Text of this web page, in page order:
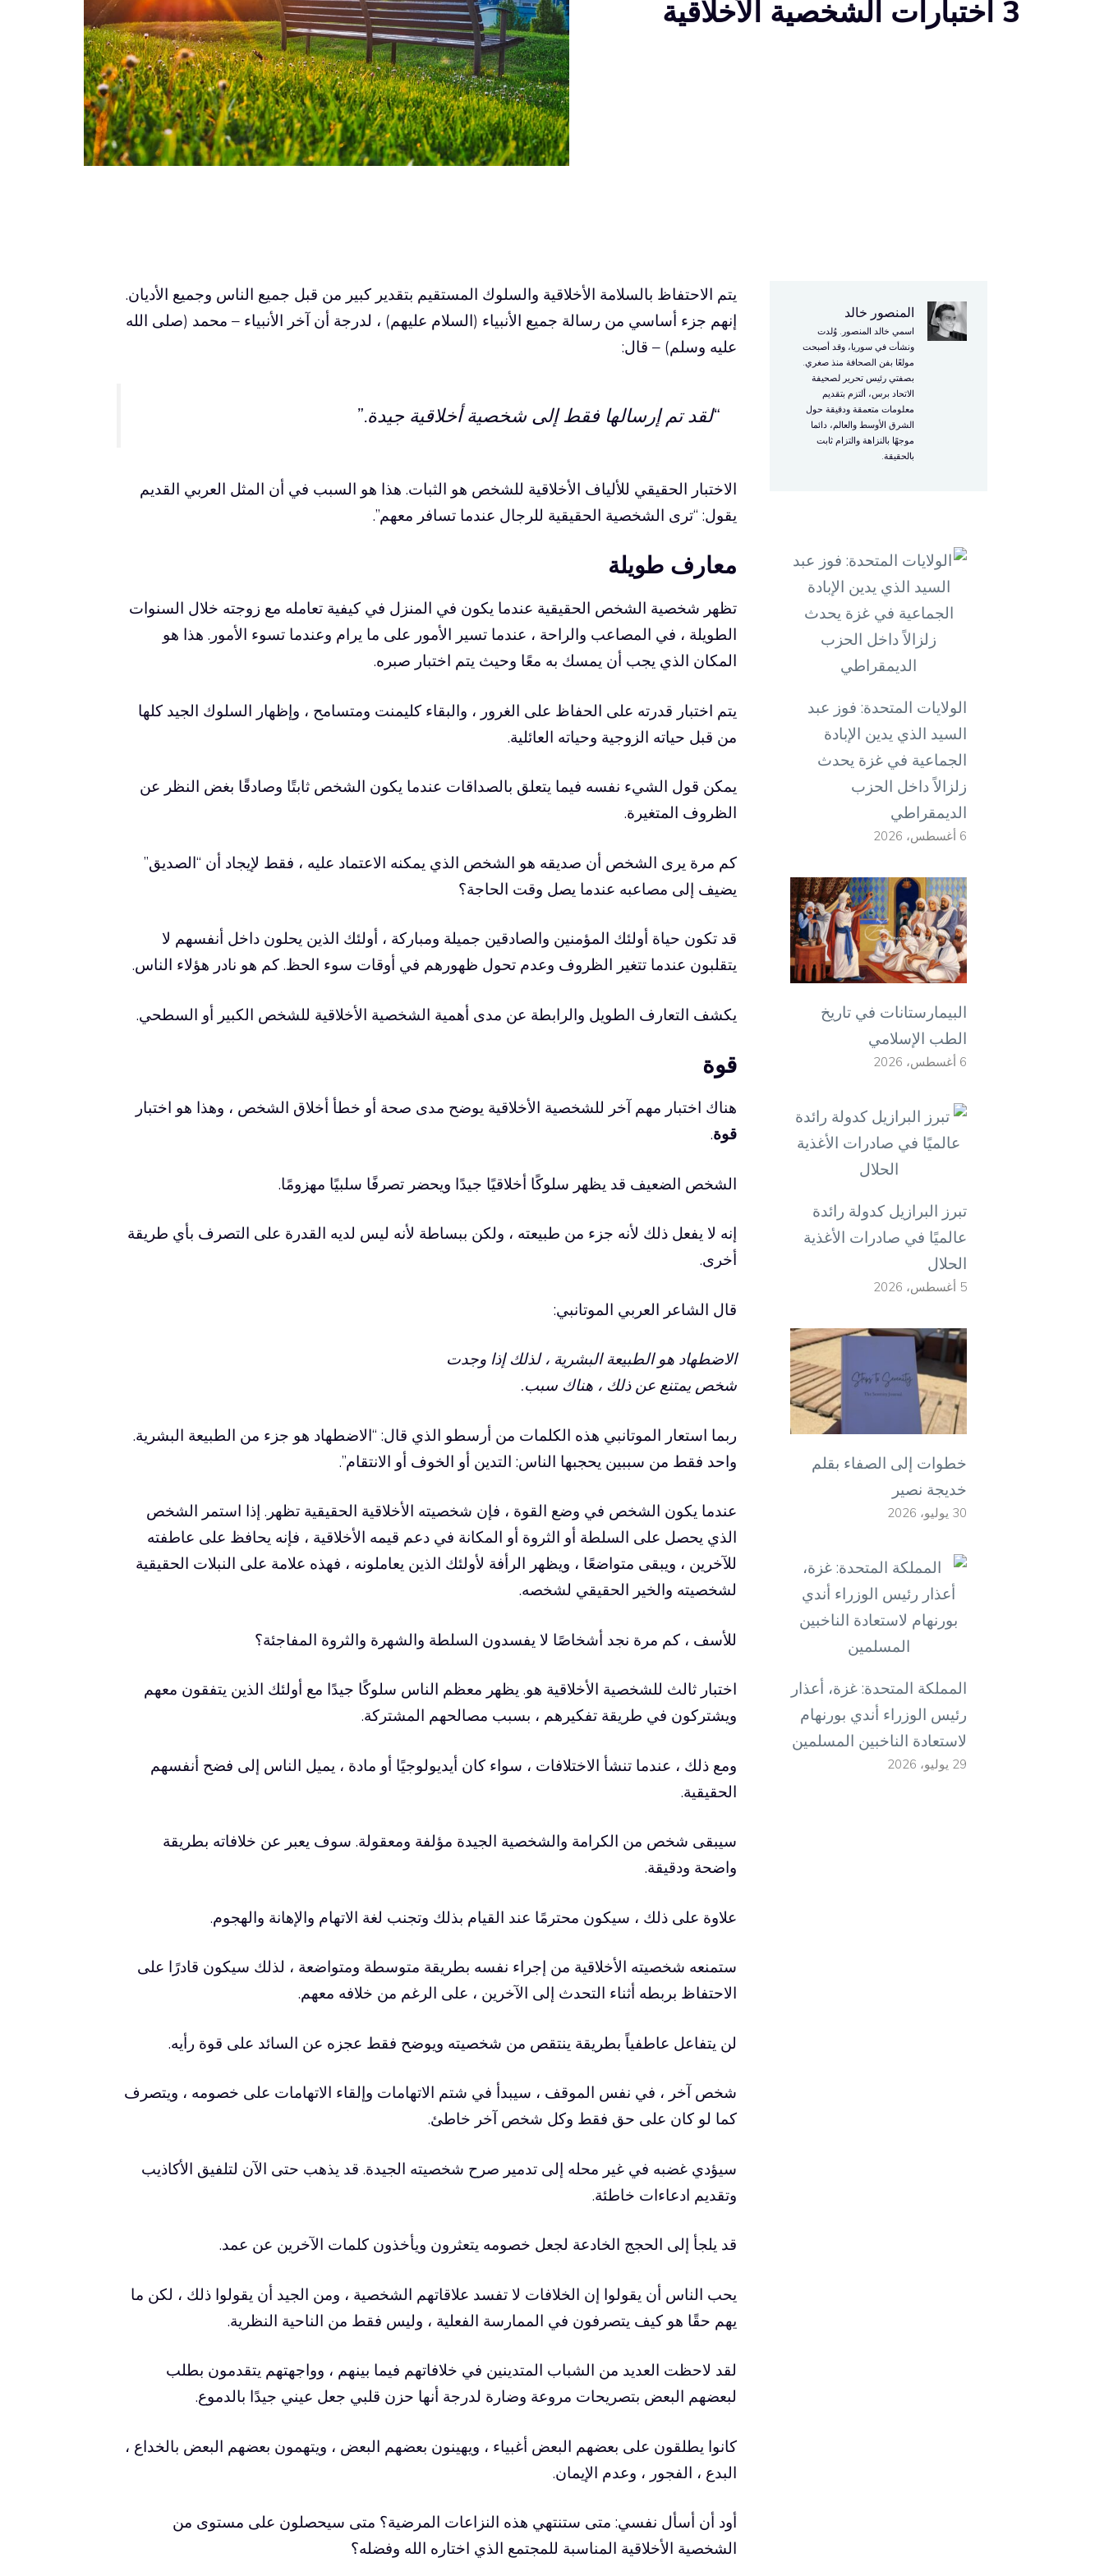
3 اختبارات الشخصية الأخلاقية
يتم الاحتفاظ بالسلامة الأخلاقية والسلوك المستقيم بتقدير كبير من قبل جميع الناس وجميع الأديان.
إنهم جزء أساسي من رسالة جميع الأنبياء (السلام عليهم) ، لدرجة أن آخر الأنبياء – محمد (صلى الله
عليه وسلم) – قال:
“لقد تم إرسالها فقط إلى شخصية أخلاقية جيدة.”
الاختبار الحقيقي للألياف الأخلاقية للشخص هو الثبات. هذا هو السبب في أن المثل العربي القديم
يقول: “ترى الشخصية الحقيقية للرجال عندما تسافر معهم”.
معارف طويلة
تظهر شخصية الشخص الحقيقية عندما يكون في المنزل في كيفية تعامله مع زوجته خلال السنوات
الطويلة ، في المصاعب والراحة ، عندما تسير الأمور على ما يرام وعندما تسوء الأمور. هذا هو
المكان الذي يجب أن يمسك به معًا وحيث يتم اختبار صبره.
يتم اختبار قدرته على الحفاظ على الغرور ، والبقاء كليمنت ومتسامح ، وإظهار السلوك الجيد كلها
من قبل حياته الزوجية وحياته العائلية.
يمكن قول الشيء نفسه فيما يتعلق بالصداقات عندما يكون الشخص ثابتًا وصادقًا بغض النظر عن
الظروف المتغيرة.
كم مرة يرى الشخص أن صديقه هو الشخص الذي يمكنه الاعتماد عليه ، فقط لإيجاد أن “الصديق”
يضيف إلى مصاعبه عندما يصل وقت الحاجة؟
قد تكون حياة أولئك المؤمنين والصادقين جميلة ومباركة ، أولئك الذين يحلون داخل أنفسهم لا
يتقلبون عندما تتغير الظروف وعدم تحول ظهورهم في أوقات سوء الحظ. كم هو نادر هؤلاء الناس.
يكشف التعارف الطويل والرابطة عن مدى أهمية الشخصية الأخلاقية للشخص الكبير أو السطحي.
قوة
هناك اختبار مهم آخر للشخصية الأخلاقية يوضح مدى صحة أو خطأ أخلاق الشخص ، وهذا هو اختبار
قوة.
الشخص الضعيف قد يظهر سلوكًا أخلاقيًا جيدًا ويحضر تصرفًا سلبيًا مهزومًا.
إنه لا يفعل ذلك لأنه جزء من طبيعته ، ولكن ببساطة لأنه ليس لديه القدرة على التصرف بأي طريقة
أخرى.
قال الشاعر العربي الموتانبي:
الاضطهاد هو الطبيعة البشرية ، لذلك إذا وجدت
شخص يمتنع عن ذلك ، هناك سبب.
ربما استعار الموتانبي هذه الكلمات من أرسطو الذي قال: “الاضطهاد هو جزء من الطبيعة البشرية.
واحد فقط من سببين يحجبها الناس: التدين أو الخوف أو الانتقام”.
عندما يكون الشخص في وضع القوة ، فإن شخصيته الأخلاقية الحقيقية تظهر. إذا استمر الشخص
الذي يحصل على السلطة أو الثروة أو المكانة في دعم قيمه الأخلاقية ، فإنه يحافظ على عاطفته
للآخرين ، ويبقى متواضعًا ، ويظهر الرأفة لأولئك الذين يعاملونه ، فهذه علامة على النبلات الحقيقية
لشخصيته والخير الحقيقي لشخصه.
للأسف ، كم مرة نجد أشخاصًا لا يفسدون السلطة والشهرة والثروة المفاجئة؟
اختبار ثالث للشخصية الأخلاقية هو. يظهر معظم الناس سلوكًا جيدًا مع أولئك الذين يتفقون معهم
ويشتركون في طريقة تفكيرهم ، بسبب مصالحهم المشتركة.
ومع ذلك ، عندما تنشأ الاختلافات ، سواء كان أيديولوجيًا أو مادة ، يميل الناس إلى فضح أنفسهم
الحقيقية.
سيبقى شخص من الكرامة والشخصية الجيدة مؤلفة ومعقولة. سوف يعبر عن خلافاته بطريقة
واضحة ودقيقة.
علاوة على ذلك ، سيكون محترمًا عند القيام بذلك وتجنب لغة الاتهام والإهانة والهجوم.
ستمنعه شخصيته الأخلاقية من إجراء نفسه بطريقة متوسطة ومتواضعة ، لذلك سيكون قادرًا على
الاحتفاظ بربطه أثناء التحدث إلى الآخرين ، على الرغم من خلافه معهم.
لن يتفاعل عاطفياً بطريقة ينتقص من شخصيته ويوضح فقط عجزه عن السائد على قوة رأيه.
شخص آخر ، في نفس الموقف ، سيبدأ في شتم الاتهامات وإلقاء الاتهامات على خصومه ، ويتصرف
كما لو كان على حق فقط وكل شخص آخر خاطئ.
سيؤدي غضبه في غير محله إلى تدمير صرح شخصيته الجيدة. قد يذهب حتى الآن لتلفيق الأكاذيب
وتقديم ادعاءات خاطئة.
قد يلجأ إلى الحجج الخادعة لجعل خصومه يتعثرون ويأخذون كلمات الآخرين عن عمد.
يحب الناس أن يقولوا إن الخلافات لا تفسد علاقاتهم الشخصية ، ومن الجيد أن يقولوا ذلك ، لكن ما
يهم حقًا هو كيف يتصرفون في الممارسة الفعلية ، وليس فقط من الناحية النظرية.
لقد لاحظت العديد من الشباب المتدينين في خلافاتهم فيما بينهم ، وواجهتهم يتقدمون بطلب
لبعضهم البعض بتصريحات مروعة وضارة لدرجة أنها حزن قلبي جعل عيني جيدًا بالدموع.
كانوا يطلقون على بعضهم البعض أغبياء ، ويهينون بعضهم البعض ، ويتهمون بعضهم البعض بالخداع ،
البدع ، الفجور ، وعدم الإيمان.
أود أن أسأل نفسي: متى ستنتهي هذه النزاعات المرضية؟ متى سيحصلون على مستوى من
الشخصية الأخلاقية المناسبة للمجتمع الذي اختاره الله وفضله؟
المنصور خالد
اسمي خالد المنصور. وُلدت
ونشأت في سوريا، وقد أصبحت
مولعًا بفن الصحافة منذ صغري.
بصفتي رئيس تحرير لصحيفة
الاتحاد برس، ألتزم بتقديم
معلومات متعمقة ودقيقة حول
الشرق الأوسط والعالم، دائما
موجهًا بالنزاهة والتزام ثابت
بالحقيقة.
الولايات المتحدة: فوز عبد
السيد الذي يدين الإبادة
الجماعية في غزة يحدث
زلزالاً داخل الحزب
الديمقراطي
6 أغسطس، 2026
البيمارستانات في تاريخ
الطب الإسلامي
6 أغسطس، 2026
تبرز البرازيل كدولة رائدة
عالميًا في صادرات الأغذية
الحلال
5 أغسطس، 2026
خطوات إلى الصفاء بقلم
خديجة نصير
30 يوليو، 2026
المملكة المتحدة: غزة، أعذار
رئيس الوزراء أندي بورنهام
لاستعادة الناخبين المسلمين
29 يوليو، 2026